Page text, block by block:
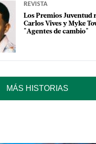
REVISTA
Los Premios Juventud
Carlos Vives y Myke
"Agentes de cambio"
MÁS HISTORIAS